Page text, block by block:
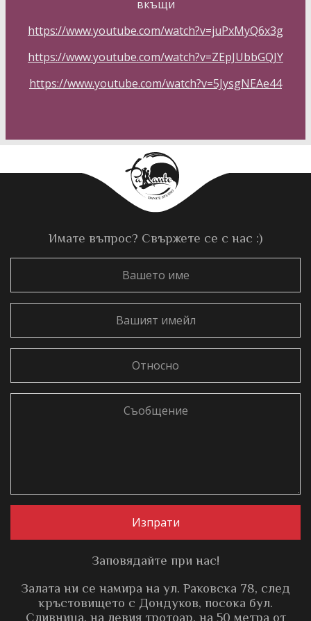
вкъщи
https://www.youtube.com/watch?v=juPxMyQ6x3g
https://www.youtube.com/watch?v=ZEpJUbbGQJY
https://www.youtube.com/watch?v=5JysgNEAe44
Имате въпрос? Свържете се с нас :)
Изпрати
Заповядайте при нас!
Залата ни се намира на ул. Раковска 78, след
кръстовището с Дондуков, посока бул.
Сливница, на левия тротоар, на 50 метра от